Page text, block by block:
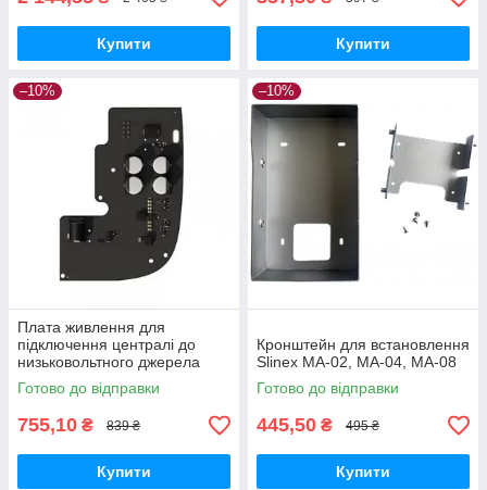
Купити Купити
–10%
Плата живлення для
підключення централі до
низьковольтного джерела
живлення Ajax 6V PSU для
Hub 2/Hub 2 Plus
Готово до відправки
755,10 ₴ 839 ₴
Купити
–10%
Кронштейн для встановлення
Slinex MA-02, MA-04, MA-08
Готово до відправки
445,50 ₴ 495 ₴
Купити